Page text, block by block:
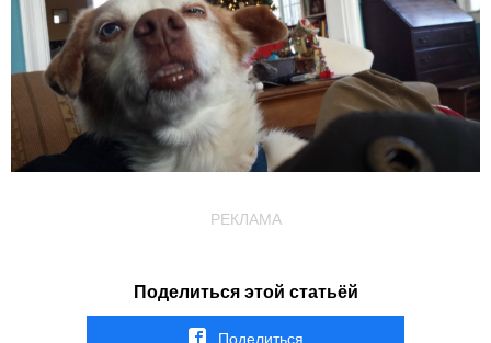
РЕКЛАМА
Поделиться этой статьёй
Поделиться